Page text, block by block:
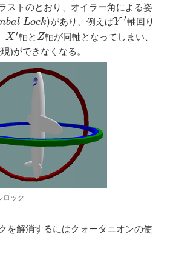
ストのとおり、オイラー角による姿
bal Lock)
bal Lock)があり、例えばY ′
Y′ 軸回り
X ′
X′ 軸と Z
Z軸が同軸となってしまい、
)ができなくなる。
ロック
を解消するにはクォータニオンの使